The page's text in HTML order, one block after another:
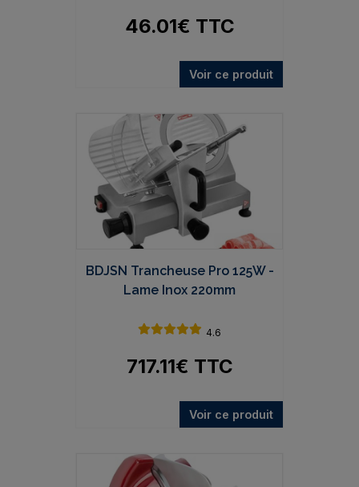
46.01€ TTC
Voir ce produit
BDJSN Trancheuse Pro 125W -
Lame Inox 220mm
4.6
717.11€ TTC
Voir ce produit